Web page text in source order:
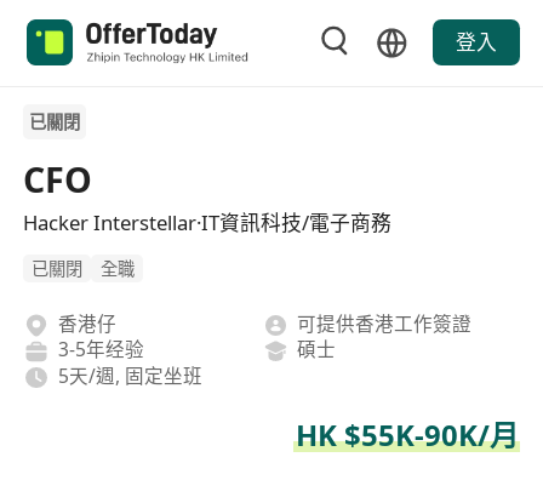
登入
已關閉
CFO
Hacker Interstellar·IT資訊科技/電子商務
已關閉 全職
香港仔
可提供香港工作簽證
3-5年经验
碩士
5天/週, 固定坐班
HK $55K-90K/月